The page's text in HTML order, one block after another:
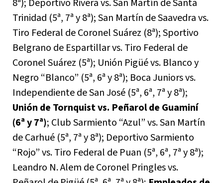
8ª); Deportivo Rivera vs. San Martín de Santa
Trinidad (5ª, 7ª y 8ª); San Martín de Saavedra vs.
Tiro Federal de Coronel Suárez (8ª); Sportivo
Belgrano de Espartillar vs. Tiro Federal de
Coronel Suárez (5ª); Unión Pigüé vs. Blanco y
Negro “Blanco” (5ª, 6ª y 8ª); Boca Juniors vs.
Independiente de San José (5ª, 6ª, 7ª y 8ª);
Unión de Tornquist vs. Peñarol de Guaminí
(6ª y 7ª); Club Sarmiento “Azul” vs. San Martín
de Carhué (5ª, 7ª y 8ª); Deportivo Sarmiento
“Rojo” vs. Tiro Federal de Puan (5ª, 6ª, 7ª y 8ª);
Leandro N. Alem de Coronel Pringles vs.